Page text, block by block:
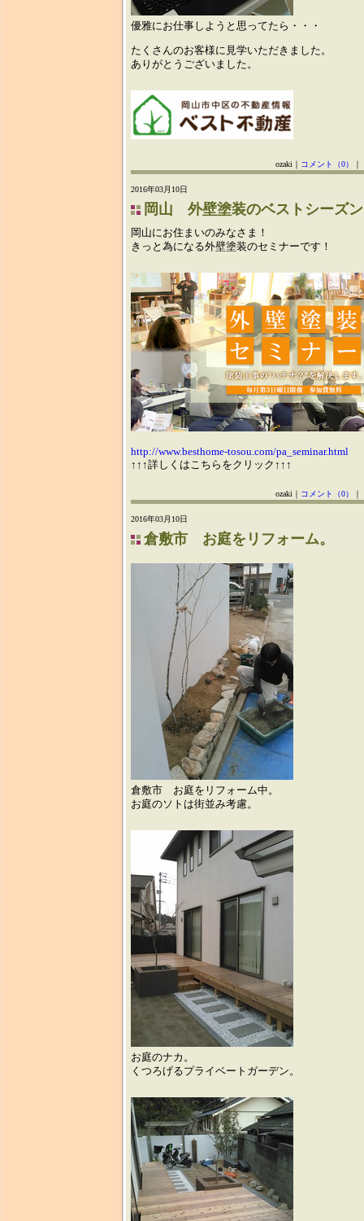
優雅にお仕事しようと思ってたら・・・
たくさんのお客様に見学いただきました。
ありがとうございました。
ozaki｜ コメント（0） ｜
2016年03月10日
岡山 外壁塗装のベストシーズ
岡山にお住まいのみなさま！
きっと為になる外壁塗装のセミナーです！
http://www.besthome-tosou.com/pa_seminar.html
↑↑↑詳しくはこちらをクリック↑↑↑
ozaki｜ コメント（0） ｜
2016年03月10日
倉敷市 お庭をリフォーム。
倉敷市 お庭をリフォーム中。
お庭のソトは街並み考慮。
お庭のナカ。
くつろげるプライベートガーデン。